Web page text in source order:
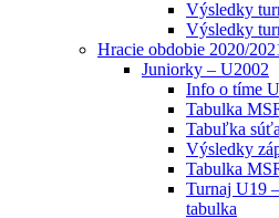
Výsledky
Výsledky
Hracie obdobie 2020/
Juniorky – U2002
Info o tíme
Tabulka
Tabuľka
Výsledky
Tabulka
Turnaj U19
tabulka